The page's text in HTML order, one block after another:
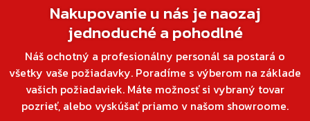
Nakupovanie u nás je naozaj
jednoduché a pohodlné
Náš ochotný a profesionálny personál sa postará o
všetky vaše požiadavky. Poradíme s výberom na základe
vašich požiadaviek. Máte možnosť si vybraný tovar
pozrieť, alebo vyskúšať priamo v našom showroome.